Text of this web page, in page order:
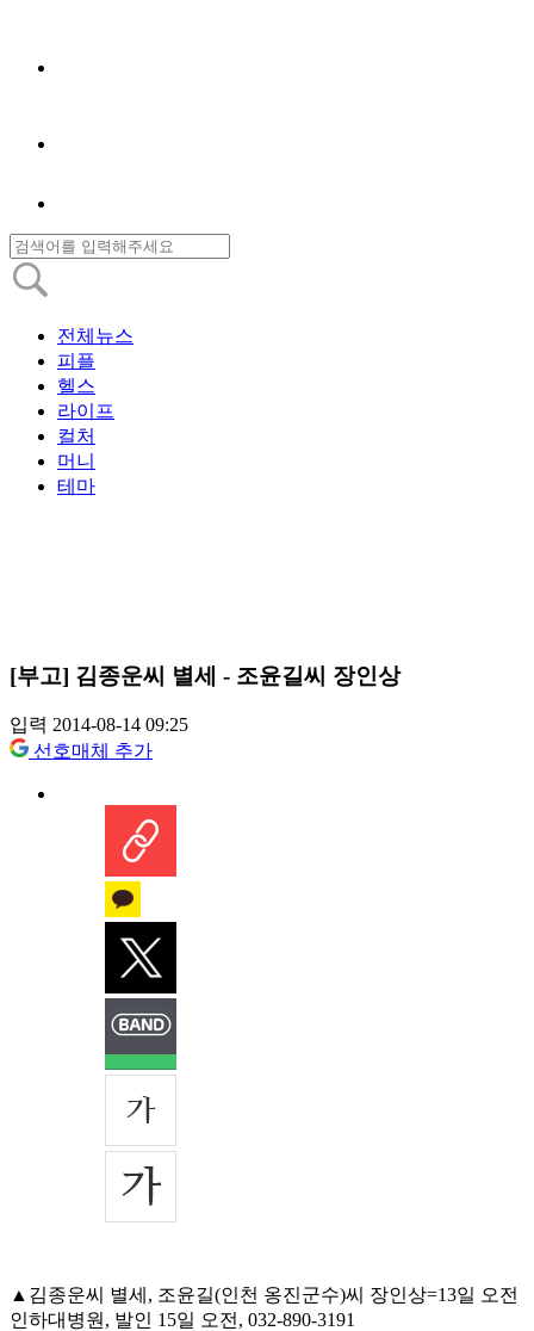
전체뉴스
피플
헬스
라이프
컬처
머니
테마
[부고] 김종운씨 별세 - 조윤길씨 장인상
입력 2014-08-14 09:25
선호매체 추가
▲김종운씨 별세, 조윤길(인천 옹진군수)씨 장인상=13일 오전
인하대병원, 발인 15일 오전, 032-890-3191